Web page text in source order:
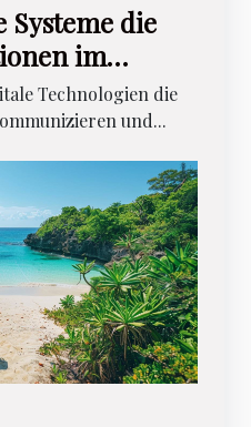
Systeme die
im
verbessern
Technologien die
und...